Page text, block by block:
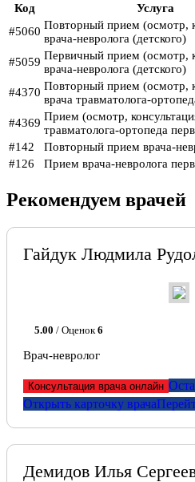
Код Услуга
#5060 Повторный прием (осмотр,
врача-невролога (детского)
#5059 Первичный прием (осмотр,
врача-невролога (детского)
#4370 Повторный прием (осмотр,
врача травматолога-
#4369 Прием (осмотр,
травматолога-ортопеда
#142
Повторный прием врача-
#126
Прием врача-невролога
Рекомендуем врачей
Гайдук Людмила
5.00 / Оценок 6
Врач-невролог
Консультация врача онлайн
Открыть карточку врача
Демидов Илья